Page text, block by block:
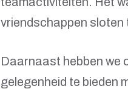
vriendschappen sloten
Daarnaast hebben we
gelegenheid te bieden